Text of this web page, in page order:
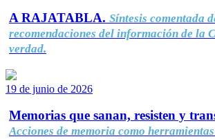
A RAJATABLA. Síntesis comentada
recomendaciones del información de la
verdad.
19 de junio de 2026
Memorias que sanan, resisten y
Acciones de memoria como